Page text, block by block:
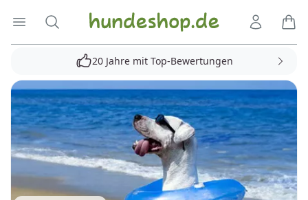
Menü öffnen
Suche Hundeshop.de
20 Jahre mit Top-Bewertungen